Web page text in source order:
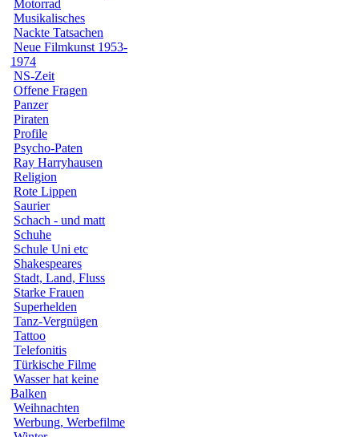
Motorrad
Musikalisches
Nackte Tatsachen
Neue Filmkunst 1953-
1974
NS-Zeit
Offene Fragen
Panzer
Piraten
Profile
Psycho-Paten
Ray Harryhausen
Religion
Rote Lippen
Saurier
Schach - und matt
Schuhe
Schule Uni etc
Shakespeares
Stadt, Land, Fluss
Starke Frauen
Superhelden
Tanz-Vergnügen
Tattoo
Telefonitis
Türkische Filme
Wasser hat keine
Balken
Weihnachten
Werbung, Werbefilme